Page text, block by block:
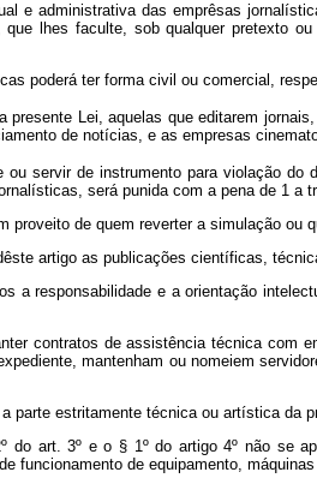
das emprêsas
lhes faculte, sob qualquer pretexto
poderá ter forma civil ou comercial,
Lei, aquelas que editarem jornais,
de notícias, e as empresas
de instrumento para violação do
será punida com a pena de 1
de quem reverter a simulação ou
artigo as publicações científicas,
e a orientação
de assistência técnica com
mantenham ou nomeiem
estritamente técnica ou artística da
3º e o § 1º do artigo 4º não se
funcionamento de equipamento,